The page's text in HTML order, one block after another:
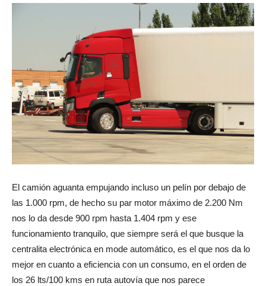
El camión aguanta empujando incluso un pelín por debajo de
las 1.000 rpm, de hecho su par motor máximo de 2.200 Nm
nos lo da desde 900 rpm hasta 1.404 rpm y ese
funcionamiento tranquilo, que siempre será el que busque la
centralita electrónica en mode automático, es el que nos da lo
mejor en cuanto a eficiencia con un consumo, en el orden de
los 26 lts/100 kms en ruta autovía que nos parece